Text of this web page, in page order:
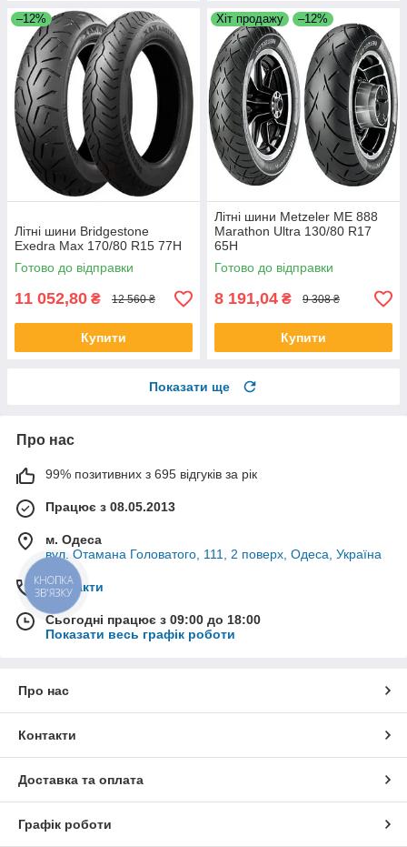
–12%
Літні шини Bridgestone
Exedra Max 170/80 R15 77H
Готово до відправки
11 052,80 ₴ 12 560 ₴
Купити
Хіт продажу –12%
Літні шини Metzeler ME 888
Marathon Ultra 130/80 R17
65H
Готово до відправки
8 191,04 ₴ 9 308 ₴
Купити
Показати ще
Про нас
99% позитивних з 695 відгуків за рік
Працює з 08.05.2013
м. Одеса
вул. Отамана Головатого, 111, 2 поверх, Одеса, Україна
Контакти
Сьогодні працює з 09:00 до 18:00
Показати весь графік роботи
Про нас
Контакти
Доставка та оплата
Графік роботи
КНОПКА
ЗВ'ЯЗКУ